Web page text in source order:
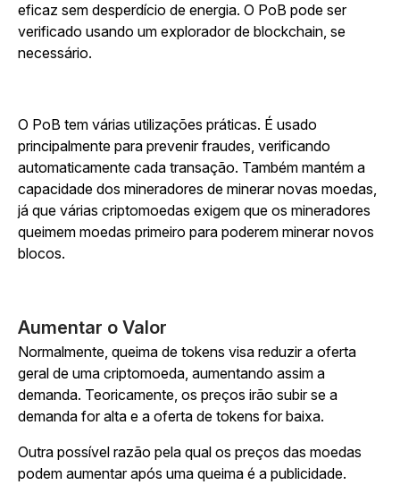
eficaz sem desperdício de energia. O PoB pode ser
verificado usando um explorador de blockchain, se
necessário.
O PoB tem várias utilizações práticas. É usado
principalmente para prevenir fraudes, verificando
automaticamente cada transação. Também mantém a
capacidade dos mineradores de minerar novas moedas,
já que várias criptomoedas exigem que os mineradores
queimem moedas primeiro para poderem minerar novos
blocos.
Aumentar o Valor
Normalmente, queima de tokens visa reduzir a oferta
geral de uma criptomoeda, aumentando assim a
demanda. Teoricamente, os preços irão subir se a
demanda for alta e a oferta de tokens for baixa.
Outra possível razão pela qual os preços das moedas
podem aumentar após uma queima é a publicidade.